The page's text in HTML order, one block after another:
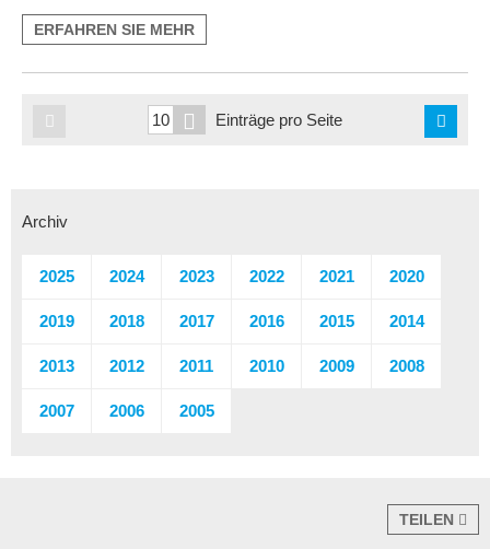
ERFAHREN SIE MEHR
Einträge pro Seite
Archiv
2025 2024 2023 2022 2021 2020
2019 2018 2017 2016 2015 2014
2013 2012 2011 2010 2009 2008
2007 2006 2005
TEILEN